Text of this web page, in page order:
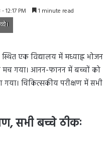
12:17 PM 1 minute read
एक विद्यालय में मध्याह्न भोजन
गया। आनन-फानन में बच्चों को
चिकित्सकीय परीक्षण में सभी
सभी बच्चे ठीकः